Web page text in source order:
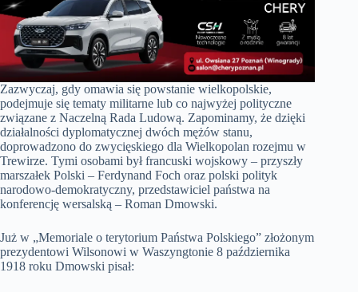
Zazwyczaj, gdy omawia się powstanie wielkopolskie,
podejmuje się tematy militarne lub co najwyżej polityczne
związane z Naczelną Rada Ludową. Zapominamy, że dzięki
działalności dyplomatycznej dwóch mężów stanu,
doprowadzono do zwycięskiego dla Wielkopolan rozejmu w
Trewirze. Tymi osobami był francuski wojskowy – przyszły
marszałek Polski – Ferdynand Foch oraz polski polityk
narodowo-demokratyczny, przedstawiciel państwa na
konferencję wersalską – Roman Dmowski.
Już w „Memoriale o terytorium Państwa Polskiego” złożonym
prezydentowi Wilsonowi w Waszyngtonie 8 października
1918 roku Dmowski pisał: